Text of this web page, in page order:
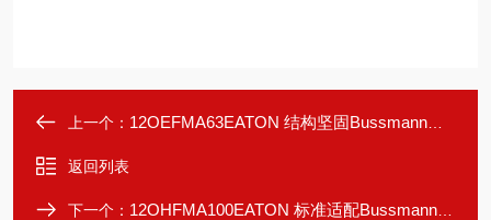
上一个： 12OEFMA63EATON 结构坚固Bussmann中高压油浸式熔断器
返回列表
下一个： 12OHFMA100EATON 标准适配Bussmann中高压油浸式熔断器